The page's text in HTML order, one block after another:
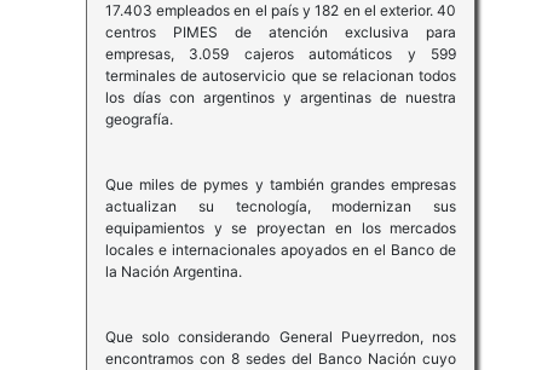
17.403 empleados en el país y 182 en el exterior. 40
centros PIMES de atención exclusiva para
empresas, 3.059 cajeros automáticos y 599
terminales de autoservicio que se relacionan todos
los días con argentinos y argentinas de nuestra
geografía.
Que miles de pymes y también grandes empresas
actualizan su tecnología, modernizan sus
equipamientos y se proyectan en los mercados
locales e internacionales apoyados en el Banco de
la Nación Argentina.
Que solo considerando General Pueyrredon, nos
encontramos con 8 sedes del Banco Nación cuyo